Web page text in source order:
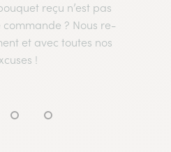
reçu n’est pas
? Nous re-
et avec toutes nos
!